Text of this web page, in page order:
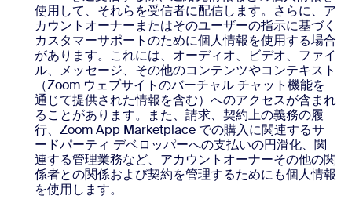
使用して、それらを受信者に配信します。さらに、ア
カウントオーナーまたはそのユーザーの指示に基づく
カスタマーサポートのために個人情報を使用する場合
があります。これには、オーディオ、ビデオ、ファイ
ル、メッセージ、その他のコンテンツやコンテキスト
（Zoom ウェブサイトのバーチャル チャット機能を
通じて提供された情報を含む）へのアクセスが含まれ
ることがあります。また、請求、契約上の義務の履
行、Zoom App Marketplace での購入に関連するサ
ードパーティ デベロッパーへの支払いの円滑化、関
連する管理業務など、アカウントオーナーその他の関
係者との関係および契約を管理するためにも個人情報
を使用します。